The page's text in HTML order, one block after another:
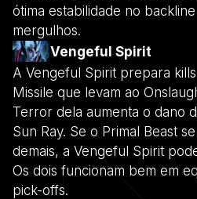
ótima estabilidade no
mergulhos.
Vengeful Spirit
A Vengeful Spirit prepara
Missile que levam ao
Terror dela aumenta o dano
Sun Ray. Se o Primal Beast
demais, a Vengeful Spirit
Os dois funcionam bem em
pick-offs.